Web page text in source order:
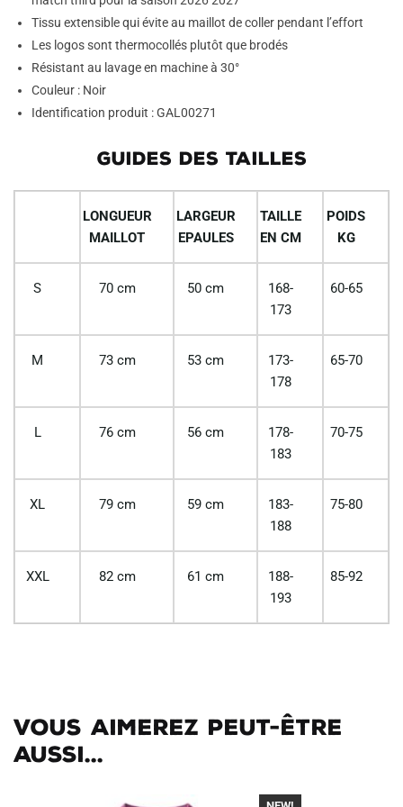
Tissu extensible qui évite au maillot de coller pendant l’effort
Les logos sont thermocollés plutôt que brodés
Résistant au lavage en machine à 30°
Couleur : Noir
Identification produit : GAL00271
GUIDES DES TAILLES
LONGUEUR
MAILLOT
LARGEUR
EPAULES
TAILLE
EN CM
POIDS
KG
S 70 cm 50 cm
168-
173
60-65
M 73 cm 53 cm
173-
178
65-70
L 76 cm 56 cm
178-
183
70-75
XL 79 cm 59 cm
183-
188
75-80
XXL 82 cm 61 cm
188-
193
85-92
Vous aimerez peut-être
aussi...